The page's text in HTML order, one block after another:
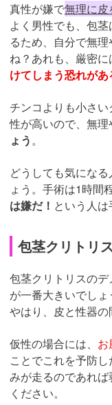
真性が嫌で無理に皮
よく男性でも、包
るため、自分で無
ね？あれも、厳密
けてしまう恐れがあ
チンコよりも小さ
性が高いので、無
ょう。
どうしても気になる
ょう。手術は1時間
は嫌だ！ という人は
包茎クリトリ
包茎クリトリスの
が一番大きいでしょ
やはり、皮と性器の
仮性の場合には、 お
ことでこれを予防
みが走るのであれ
ください。